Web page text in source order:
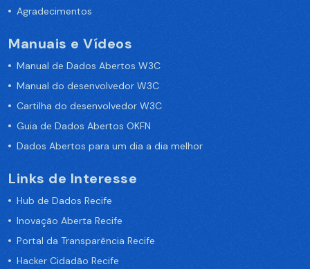
Agradecimentos
Manuais e Vídeos
Manual de Dados Abertos W3C
Manual do desenvolvedor W3C
Cartilha do desenvolvedor W3C
Guia de Dados Abertos OKFN
Dados Abertos para um dia a dia melhor
Links de Interesse
Hub de Dados Recife
Inovação Aberta Recife
Portal da Transparência Recife
Hacker Cidadão Recife